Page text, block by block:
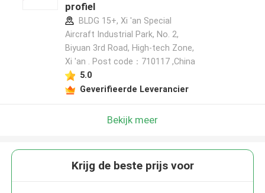
profiel
BLDG 15+, Xi 'an Special
Aircraft Industrial Park, No. 2,
Biyuan 3rd Road, High-tech Zone,
Xi 'an . Post code：710117 ,China
5.0
Geverifieerde Leverancier
Bekijk meer
Krijg de beste prijs voor